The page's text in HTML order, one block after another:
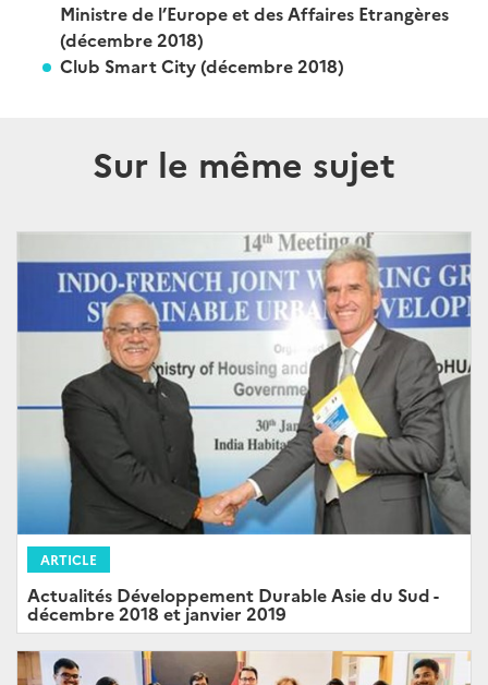
Ministre de l’Europe et des Affaires Etrangères
(décembre 2018)
Club Smart City (décembre 2018)
Sur le même sujet
ARTICLE
Actualités Développement Durable Asie du Sud -
décembre 2018 et janvier 2019